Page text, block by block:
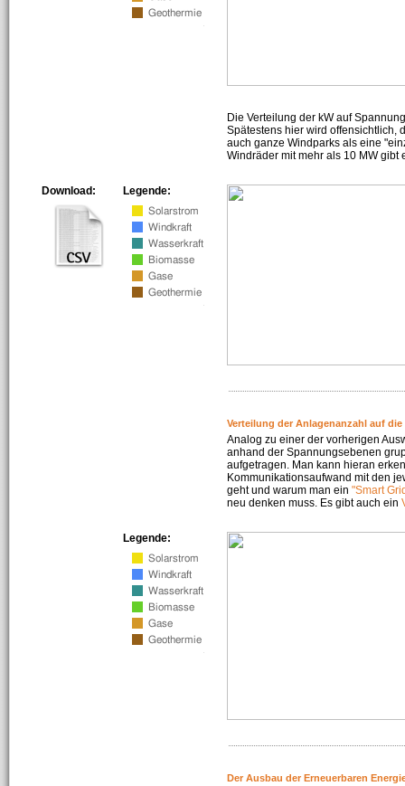
Die Verteilung der kW auf
Spätestens hier wird offensichtlich,
auch ganze Windparks als eine
Windräder mit mehr als 10 MW gibt
Legende:
Download:
Verteilung der Anlagenanzahl auf die
Analog zu einer der vorherigen
anhand der Spannungsebenen
aufgetragen. Man kann hieran
Kommunikationsaufwand mit den
geht und warum man ein "Smart
neu denken muss. Es gibt auch ein
Legende:
Der Ausbau der Erneuerbaren